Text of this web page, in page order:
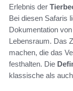
Erlebnis der
Bei diesen Safaris
Dokumentation
Lebensraum. Das
machen, die das
festhalten. Die
klassische als